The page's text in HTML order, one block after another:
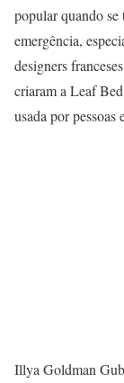
popular quando
emergência,
designers
criaram a Leaf
usada por pessoas
Illya Goldman